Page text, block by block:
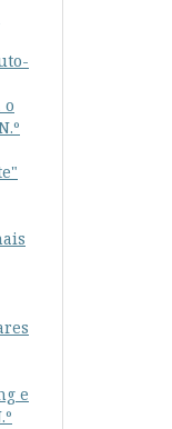
o
e